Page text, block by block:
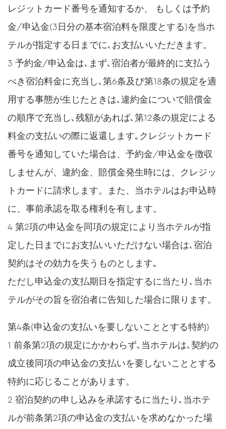
レジットカード番号を通知するか、 もしくは予約
金/申込金(3日分の基本宿泊料を限度とする)を当ホ
テルが指定する日までに､お支払いいただきます。
3 予約金/申込金は､まず､宿泊者が最終的に支払う
べき宿泊料金に充当し､第6条及び第18条の規定を適
用する事態が生じたときは､違約金についで賠償金
の順序で充当し､残額があれば､第12条の規定による
料金の支払いの際に返還します｡クレジットカード
番号を通知していた場合は、予約金/申込金を徴収
しませんが、違約金、賠償金発生時には、クレジッ
トカードに請求します。また、当ホテルはお申込時
に、事前承認を取る権利を有します。
4 第2項の申込金を同項の規定により当ホテルが指
定した日までにお支払いいただけない場合は､宿泊
契約はその効力を失うものとします｡
ただし申込金の支払期日を指定するに当たり､当ホ
テルがその旨を宿泊者に告知した場合に限ります。
第4条(申込金の支払いを要しないこととする特約)
1 前条第2項の規定にかかわらず､当ホテルは､契約の
成立後同項の申込金の支払いを要しないこととする
特約に応じることがあります。
2 宿泊契約の申し込みを承諾するに当たり､当ホテ
ルが前条第2項の申込金の支払いを求めなかった場